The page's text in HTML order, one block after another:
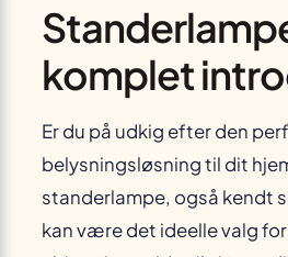
komplet
Er du på udkig efter den
belysningsløsning til dit
standerlampe, også kendt
kan være det ideelle valg